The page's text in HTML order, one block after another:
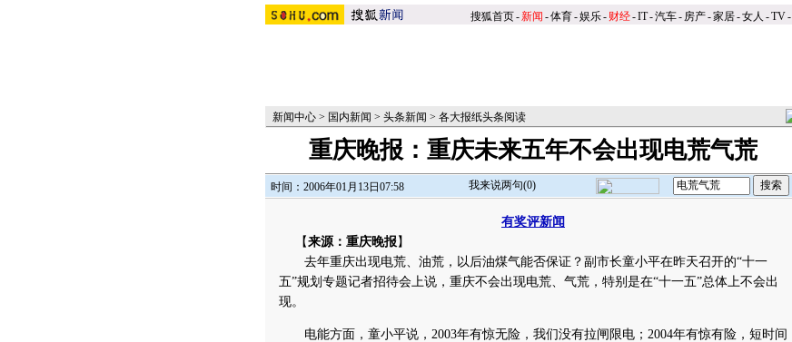
搜狐首页-新闻 -体育-娱乐- 财经-IT-汽车- 房产-家居-女人 -TV-
新闻中心 > 国内新闻 > 头条新闻 > 各大报纸头条阅读
重庆晚报：重庆未来五年不会出现电荒气荒
时间：2006年01月13日07:58 我来说两句(0)
有奖评新闻
【来源：重庆晚报】
去年重庆出现电荒、油荒，以后油煤气能否保证？副市长童小平在昨天召开的“十一
五”规划专题记者招待会上说，重庆不会出现电荒、气荒，特别是在“十一五”总体上不会出
现。
电能方面，童小平说，2003年有惊无险，我们没有拉闸限电；2004年有惊有险，短时间